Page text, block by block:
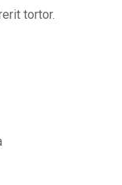
tortor.